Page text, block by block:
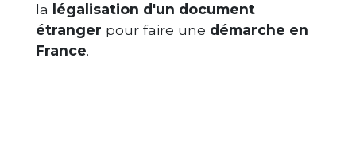
la
légalisation d'un document
étranger pour faire une démarche en
France.